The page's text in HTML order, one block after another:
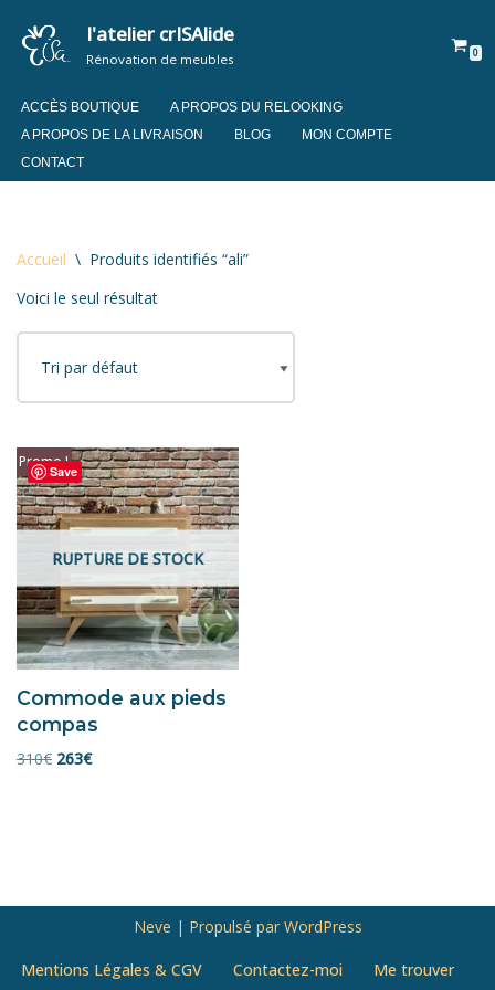
Aller
contenu
l'atelier crISAlide
Rénovation de meubles 0
ACCÈS BOUTIQUE
A PROPOS DU RELOOKING
A PROPOS DE LA LIVRAISON
BLOG
MON COMPTE
CONTACT
Accueil \ Produits identifiés “ali”
Voici le seul résultat
Save
RUPTURE DE STOCK
Promo !
Commode aux pieds
compas
310€ 263€
Neve | Propulsé par WordPress
Mentions Légales & CGV Contactez-moi Me trouver